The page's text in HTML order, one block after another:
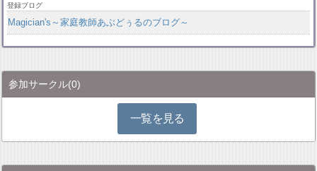
登録ブログ
Magician's～家庭教師あぶどぅるのブログ～
参加サークル(0)
一覧を見る